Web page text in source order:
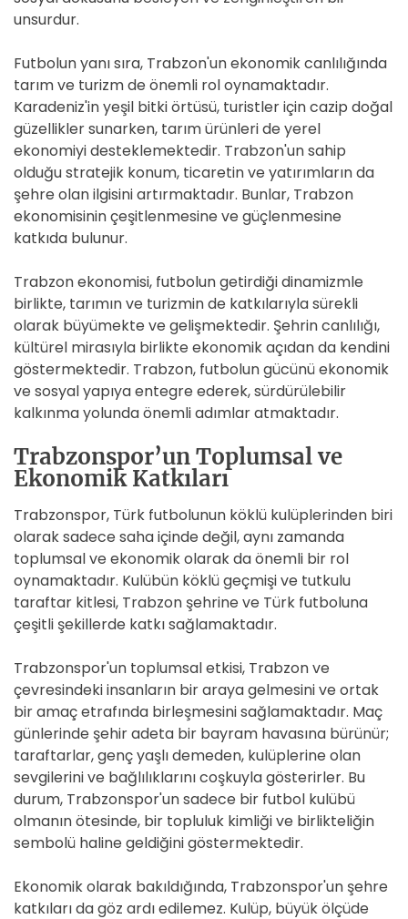
unsurdur.
Futbolun yanı sıra, Trabzon'un ekonomik canlılığında
tarım ve turizm de önemli rol oynamaktadır.
Karadeniz'in yeşil bitki örtüsü, turistler için cazip doğal
güzellikler sunarken, tarım ürünleri de yerel
ekonomiyi desteklemektedir. Trabzon'un sahip
olduğu stratejik konum, ticaretin ve yatırımların da
şehre olan ilgisini artırmaktadır. Bunlar, Trabzon
ekonomisinin çeşitlenmesine ve güçlenmesine
katkıda bulunur.
Trabzon ekonomisi, futbolun getirdiği dinamizmle
birlikte, tarımın ve turizmin de katkılarıyla sürekli
olarak büyümekte ve gelişmektedir. Şehrin canlılığı,
kültürel mirasıyla birlikte ekonomik açıdan da kendini
göstermektedir. Trabzon, futbolun gücünü ekonomik
ve sosyal yapıya entegre ederek, sürdürülebilir
kalkınma yolunda önemli adımlar atmaktadır.
Trabzonspor’un Toplumsal ve
Ekonomik Katkıları
Trabzonspor, Türk futbolunun köklü kulüplerinden biri
olarak sadece saha içinde değil, aynı zamanda
toplumsal ve ekonomik olarak da önemli bir rol
oynamaktadır. Kulübün köklü geçmişi ve tutkulu
taraftar kitlesi, Trabzon şehrine ve Türk futboluna
çeşitli şekillerde katkı sağlamaktadır.
Trabzonspor'un toplumsal etkisi, Trabzon ve
çevresindeki insanların bir araya gelmesini ve ortak
bir amaç etrafında birleşmesini sağlamaktadır. Maç
günlerinde şehir adeta bir bayram havasına bürünür;
taraftarlar, genç yaşlı demeden, kulüplerine olan
sevgilerini ve bağlılıklarını coşkuyla gösterirler. Bu
durum, Trabzonspor'un sadece bir futbol kulübü
olmanın ötesinde, bir topluluk kimliği ve birlikteliğin
sembolü haline geldiğini göstermektedir.
Ekonomik olarak bakıldığında, Trabzonspor'un şehre
katkıları da göz ardı edilemez. Kulüp, büyük ölçüde